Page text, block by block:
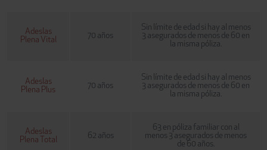
Adeslas
Plena Vital
70 años
Sin límite de edad si hay al menos
3 asegurados de menos de 60 en
la misma póliza.
Adeslas
Plena Plus
70 años
Sin límite de edad si hay al menos
3 asegurados de menos de 60 en
la misma póliza.
Adeslas
Plena Total
62 años
63 en póliza familiar con al
menos 3 asegurados de menos
de 60 años.